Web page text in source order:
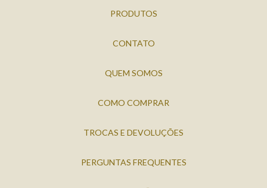
PRODUTOS
CONTATO
QUEM SOMOS
COMO COMPRAR
TROCAS E DEVOLUÇÕES
PERGUNTAS FREQUENTES